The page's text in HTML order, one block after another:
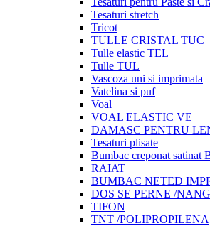
Tesaturi stretch
Tricot
TULLE CRISTAL TUC
Tulle elastic TEL
Tulle TUL
Vascoza uni si imprimata
Vatelina si puf
Voal
VOAL ELASTIC VE
DAMASC PENTRU
Tesaturi plisate
Bumbac creponat satinat
RAIAT
BUMBAC NETED
DOS SE PERNE /
TIFON
TNT /POLIPROPILENA